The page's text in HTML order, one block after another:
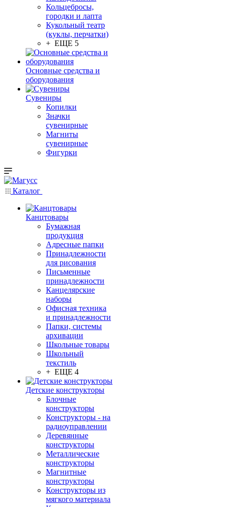
Кольцебросы,
городки и лапта
Кукольный театр
(куклы, перчатки)
+ ЕЩЕ 5
Основные средства и
оборудования
Сувениры
Копилки
Значки
сувенирные
Магниты
сувенирные
Фигурки
Каталог
Канцтовары
Бумажная
продукция
Адресные папки
Принадлежности
для рисования
Письменные
принадлежности
Канцелярские
наборы
Офисная техника
и принадлежности
Папки, системы
архивации
Школьные товары
Школьный
текстиль
+ ЕЩЕ 4
Детские конструкторы
Блочные
конструкторы
Конструкторы - на
радиоуправлении
Деревянные
конструкторы
Металлические
конструкторы
Магнитные
конструкторы
Конструкторы из
мягкого материала